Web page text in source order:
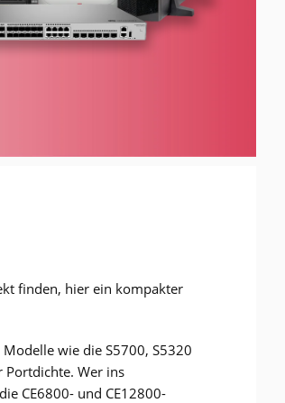
finden, hier ein kompakter
Modelle wie die S5700, S5320
Portdichte. Wer ins
CE6800- und CE12800-